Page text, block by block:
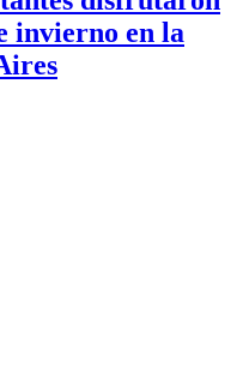
invierno en la